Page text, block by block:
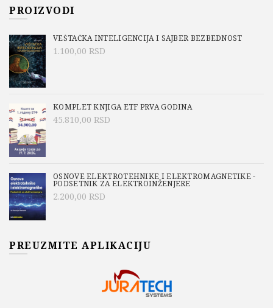
PROIZVODI
VEŠTAČKA INTELIGENCIJA I SAJBER BEZBEDNOST
1.100,00 RSD
KOMPLET KNJIGA ETF PRVA GODINA
45.810,00 RSD
OSNOVE ELEKTROTEHNIKE I ELEKTROMAGNETIKE -
PODSETNIK ZA ELEKTROINŽENJERE
2.200,00 RSD
PREUZMITE APLIKACIJU